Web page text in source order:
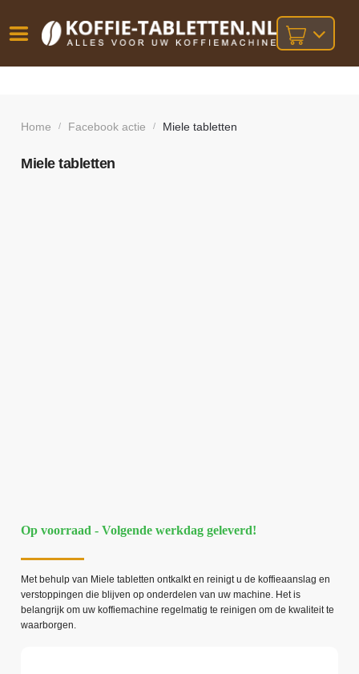
besteld,
volgende
bij orders
boven
Home / Facebook actie / Miele tabletten
Miele tabletten
Op voorraad - Volgende werkdag geleverd!
Met behulp van Miele tabletten ontkalkt en reinigt u de koffieaanslag en
verstoppingen die blijven op onderdelen van uw machine. Het is
belangrijk om uw koffiemachine regelmatig te reinigen om de kwaliteit te
waarborgen.